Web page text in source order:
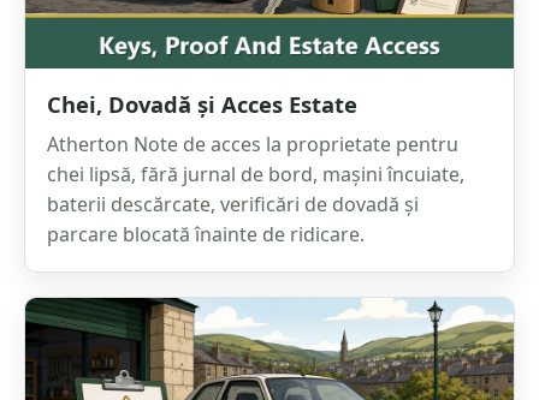
Chei, Dovadă și Acces Estate
Atherton Note de acces la proprietate pentru
chei lipsă, fără jurnal de bord, mașini încuiate,
baterii descărcate, verificări de dovadă și
parcare blocată înainte de ridicare.